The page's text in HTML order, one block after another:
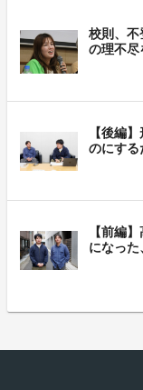
校則、
の理不尽
【後編
のにする
【前編
になった